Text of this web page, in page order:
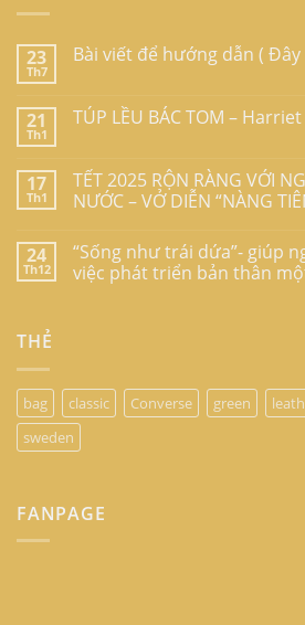
23
Th7
Bài viết để hướng dẫn (
21
Th1
TÚP LỀU BÁC TOM –
17
Th1
TẾT 2025 RỘN RÀNG VỚI
NƯỚC – VỞ DIỄN “NÀNG
24
Th12
“Sống như trái dứa”- giúp
việc phát triển bản thân
THẺ
bag classic Converse green
sweden
FANPAGE